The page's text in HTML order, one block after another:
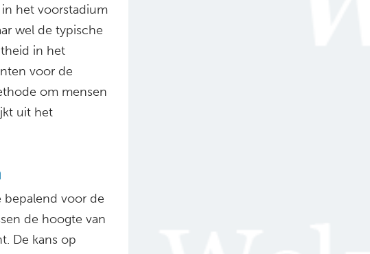
het voorstadium
wel de typische
in het
voor de
om mensen
uit het
voor de
de hoogte van
De kans op